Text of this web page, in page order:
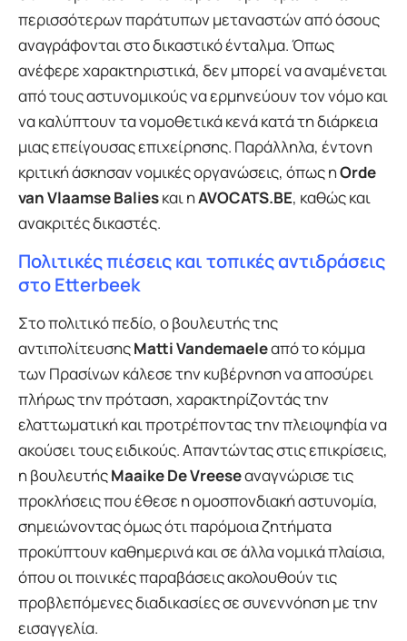
περισσότερων παράτυπων μεταναστών από όσους
αναγράφονται στο δικαστικό ένταλμα. Όπως
ανέφερε χαρακτηριστικά, δεν μπορεί να αναμένεται
από τους αστυνομικούς να ερμηνεύουν τον νόμο και
να καλύπτουν τα νομοθετικά κενά κατά τη διάρκεια
μιας επείγουσας επιχείρησης. Παράλληλα, έντονη
κριτική άσκησαν νομικές οργανώσεις, όπως ηOrde
van Vlaamse Baliesκαι ηAVOCATS.BE, καθώς και
ανακριτές δικαστές.
Πολιτικές πιέσεις και τοπικές αντιδράσεις
στο Etterbeek
Στο πολιτικό πεδίο, ο βουλευτής της
αντιπολίτευσηςMatti Vandemaeleαπό το κόμμα
των Πρασίνων κάλεσε την κυβέρνηση να αποσύρει
πλήρως την πρόταση, χαρακτηρίζοντάς την
ελαττωματική και προτρέποντας την πλειοψηφία να
ακούσει τους ειδικούς. Απαντώντας στις επικρίσεις,
η βουλευτήςMaaike De Vreeseαναγνώρισε τις
προκλήσεις που έθεσε η ομοσπονδιακή αστυνομία,
σημειώνοντας όμως ότι παρόμοια ζητήματα
προκύπτουν καθημερινά και σε άλλα νομικά πλαίσια,
όπου οι ποινικές παραβάσεις ακολουθούν τις
προβλεπόμενες διαδικασίες σε συνεννόηση με την
εισαγγελία.